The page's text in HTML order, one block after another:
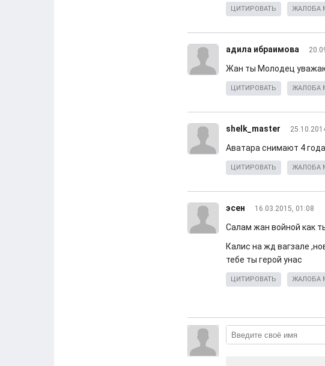
ЦИТИРОВАТЬ ЖАЛОБА
адила ибраимова
Жан ты Молодец
ЦИТИРОВАТЬ ЖАЛОБА
shelk_master
Аватара снимают 4
ЦИТИРОВАТЬ ЖАЛОБА
эсен 16.03.2015, 01:08
Салам жан войной как
Калис на жд вагзале
тебе ты герой унас
ЦИТИРОВАТЬ ЖАЛОБА